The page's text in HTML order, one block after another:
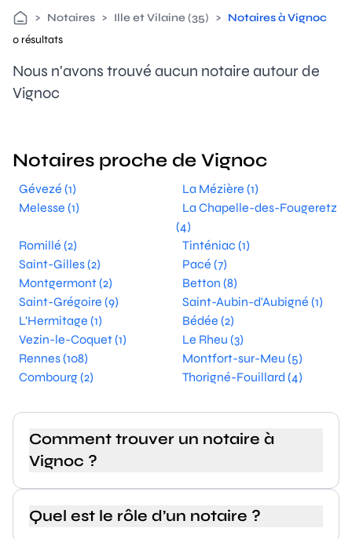
> Notaires > Ille et Vilaine (35) > Notaires à Vignoc
0 résultats
Nous n'avons trouvé aucun notaire autour de
Vignoc
Notaires proche de Vignoc
Gévezé (1)
La Mézière (1)
Melesse (1)
La Chapelle-des-Fougeretz
(4)
Romillé (2)
Tinténiac (1)
Saint-Gilles (2)
Pacé (7)
Montgermont (2)
Betton (8)
Saint-Grégoire (9)
Saint-Aubin-d'Aubigné (1)
L'Hermitage (1)
Bédée (2)
Vezin-le-Coquet (1)
Le Rheu (3)
Rennes (108)
Montfort-sur-Meu (5)
Combourg (2)
Thorigné-Fouillard (4)
Comment trouver un notaire à
Vignoc ?
Quel est le rôle d’un notaire ?